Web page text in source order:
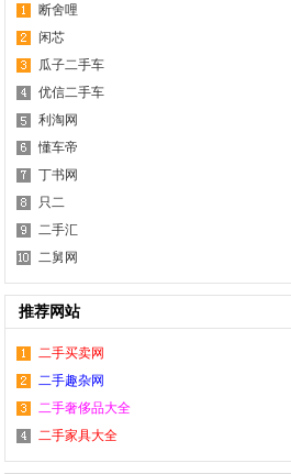
断舍哩
闲芯
瓜子二手车
优信二手车
利淘网
懂车帝
丁书网
只二
二手汇
二舅网
推荐网站
二手买卖网
二手趣杂网
二手奢侈品大全
二手家具大全